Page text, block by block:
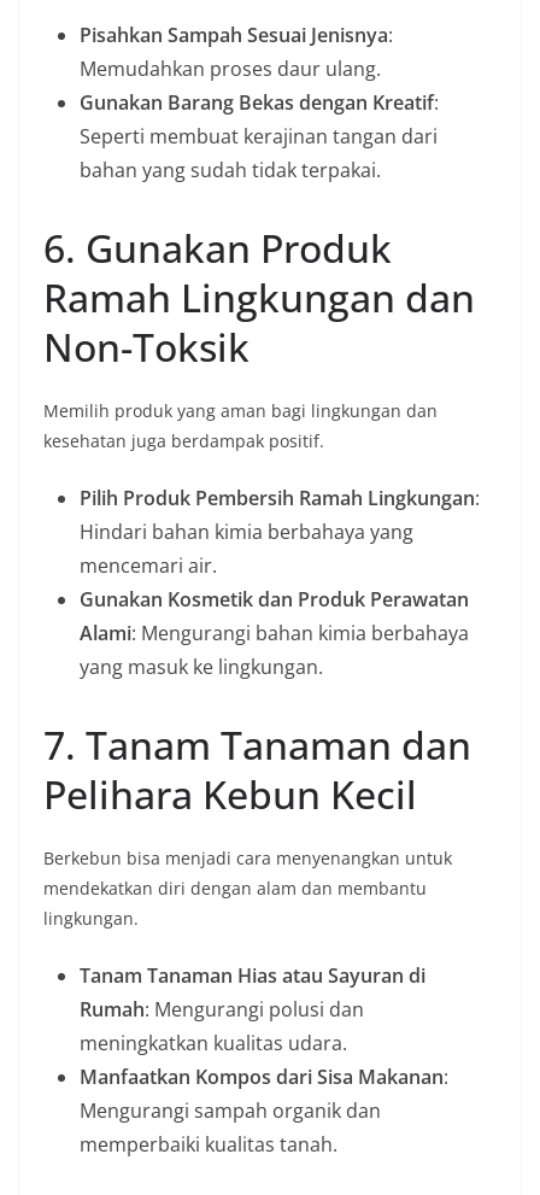
Pisahkan Sampah Sesuai Jenisnya:
Memudahkan proses daur ulang.
Gunakan Barang Bekas dengan Kreatif:
Seperti membuat kerajinan tangan dari
bahan yang sudah tidak terpakai.
6. Gunakan Produk
Ramah Lingkungan dan
Non-Toksik
Memilih produk yang aman bagi lingkungan dan
kesehatan juga berdampak positif.
Pilih Produk Pembersih Ramah Lingkungan:
Hindari bahan kimia berbahaya yang
mencemari air.
Gunakan Kosmetik dan Produk Perawatan
Alami: Mengurangi bahan kimia berbahaya
yang masuk ke lingkungan.
7. Tanam Tanaman dan
Pelihara Kebun Kecil
Berkebun bisa menjadi cara menyenangkan untuk
mendekatkan diri dengan alam dan membantu
lingkungan.
Tanam Tanaman Hias atau Sayuran di
Rumah: Mengurangi polusi dan
meningkatkan kualitas udara.
Manfaatkan Kompos dari Sisa Makanan:
Mengurangi sampah organik dan
memperbaiki kualitas tanah.